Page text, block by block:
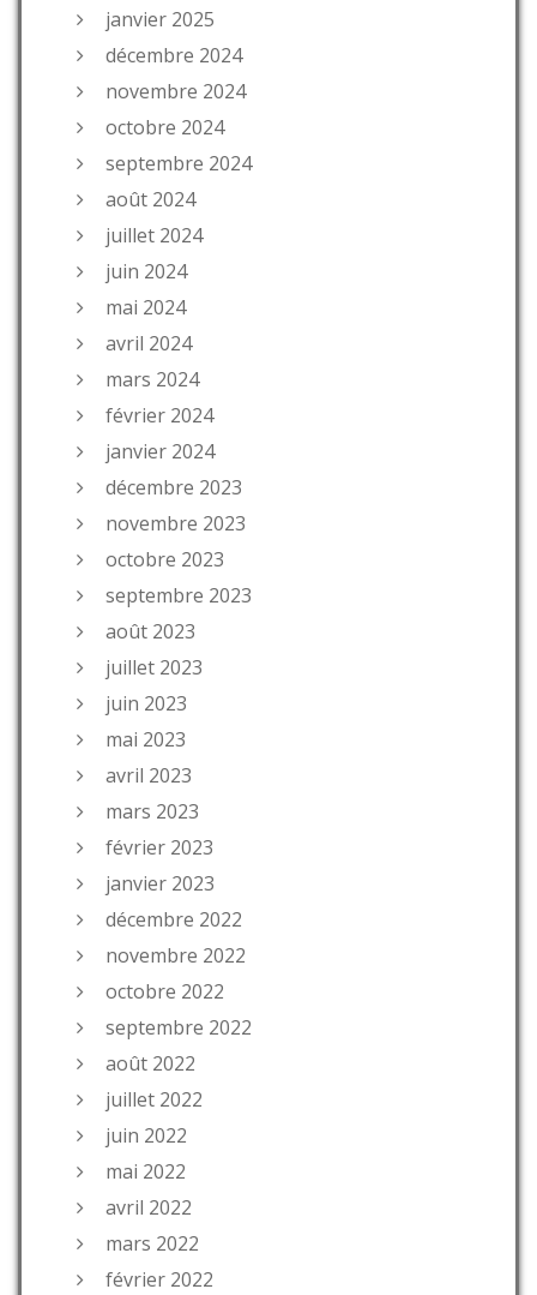
janvier 2025
décembre 2024
novembre 2024
octobre 2024
septembre 2024
août 2024
juillet 2024
juin 2024
mai 2024
avril 2024
mars 2024
février 2024
janvier 2024
décembre 2023
novembre 2023
octobre 2023
septembre 2023
août 2023
juillet 2023
juin 2023
mai 2023
avril 2023
mars 2023
février 2023
janvier 2023
décembre 2022
novembre 2022
octobre 2022
septembre 2022
août 2022
juillet 2022
juin 2022
mai 2022
avril 2022
mars 2022
février 2022